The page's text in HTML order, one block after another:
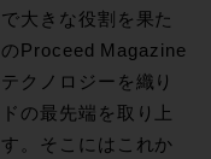
大きな役割を果た
のProceed Magazine
クノロジーを織り
の最先端を取り上
。そこにはこれか